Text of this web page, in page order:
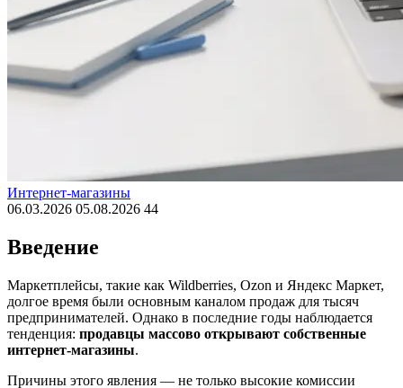
Интернет-магазины
06.03.2026 05.08.2026 44
Введение
Маркетплейсы, такие как Wildberries, Ozon и Яндекс Маркет,
долгое время были основным каналом продаж для тысяч
предпринимателей. Однако в последние годы наблюдается
тенденция: продавцы массово открывают собственные
интернет-магазины.
Причины этого явления — не только высокие комиссии